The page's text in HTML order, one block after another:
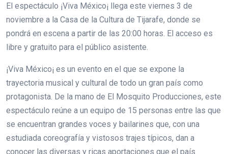
El espectáculo ¡Viva México¡ llega este viernes 3 de
noviembre a la Casa de la Cultura de Tijarafe, donde se
pondrá en escena a partir de las 20:00 horas. El acceso es
libre y gratuito para el público asistente.
¡Viva México¡ es un evento en el que se expone la
trayectoria musical y cultural de todo un gran país como
protagonista. De la mano de El Mosquito Producciones, este
espectáculo reúne a un equipo de 15 personas entre las que
se encuentran grandes voces y bailarines que, con una
estudiada coreografía y vistosos trajes típicos, dan a
conocer las diversas y ricas aportaciones que el país